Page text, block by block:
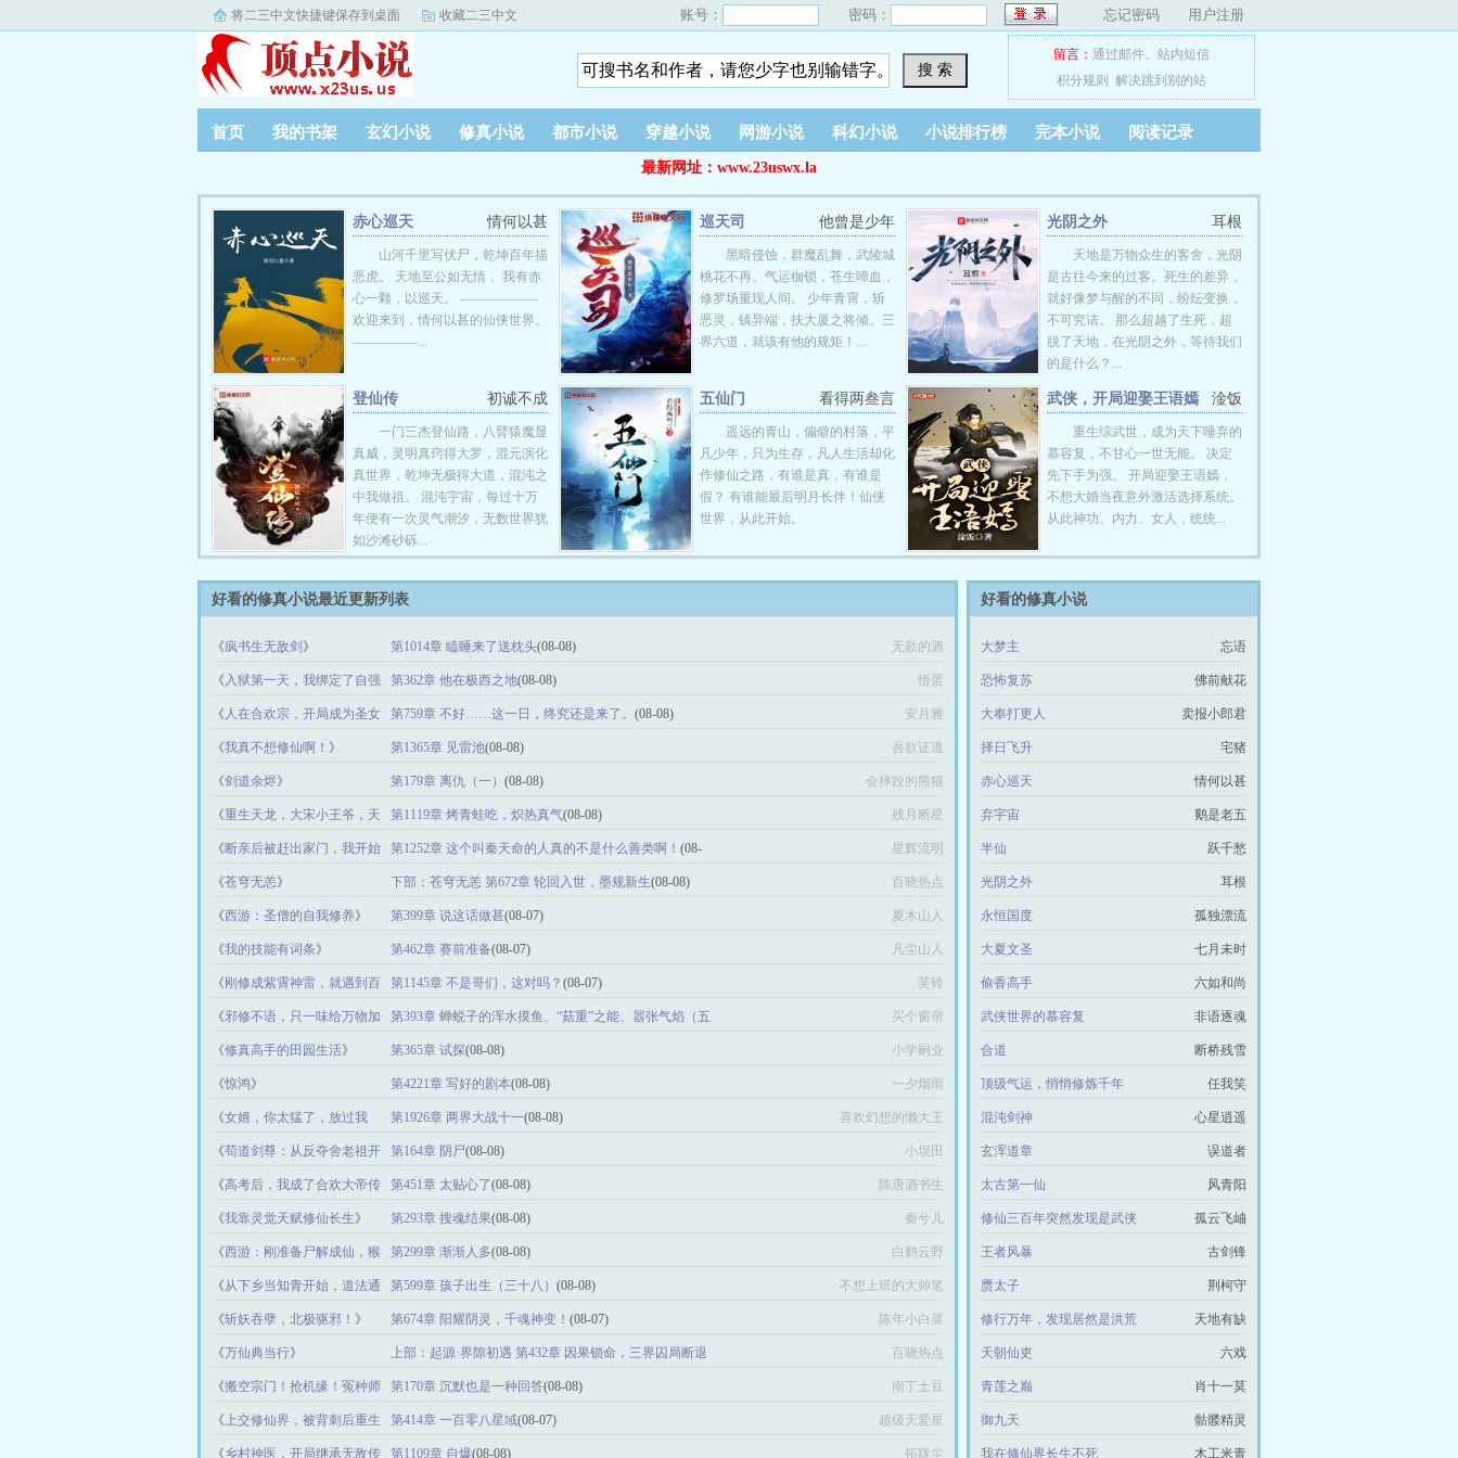
将二三中文快捷键保存到桌面 收藏二三中文 账号： 密码： 忘记密码 用户注册
搜 索
留言： 通过邮件、 站内短信
积分规则
解决跳到别的站
首页 我的书架 玄幻小说 修真小说 都市小说 穿越小说 网游小说 科幻小说 小说排行榜 完本小说
阅读记录
最新网址：www.23uswx.la
情何以甚
赤心巡天
山河千里写伏尸，乾坤百年描
恶虎。 天地至公如无情， 我有赤
心一颗，以巡天。 ——————
欢迎来到，情何以甚的仙侠世界。
—————...
他曾是少年
巡天司
黑暗侵蚀，群魔乱舞，武陵城
桃花不再。气运枷锁，苍生啼血，
修罗场重现人间。 少年青霄，斩
恶灵，镇异端，扶大厦之将倾。三
界六道，就该有他的规矩！...
耳根
光阴之外
天地是万物众生的客舍，光阴
是古往今来的过客。死生的差异，
就好像梦与醒的不同，纷纭变换，
不可究诘。 那么超越了生死，超
脱了天地，在光阴之外，等待我们
的是什么？...
初诚不成
登仙传
一门三杰登仙路，八臂猿魔显
真威，灵明真窍得大罗，混元演化
真世界，乾坤无极得大道，混沌之
中我做祖。 混沌宇宙，每过十万
年便有一次灵气潮汐，无数世界犹
如沙滩砂砾...
看得两叁言
五仙门
遥远的青山，偏僻的村落，平
凡少年，只为生存，凡人生活却化
作修仙之路，有谁是真，有谁是
假？ 有谁能最后明月长伴！仙侠
世界，从此开始。
淦饭
武侠，开局迎娶王语嫣
重生综武世，成为天下唾弃的
慕容复，不甘心一世无能。 决定
先下手为强。 开局迎娶王语嫣，
不想大婚当夜意外激活选择系统。
从此神功、内力、女人，统统...
好看的修真小说最近更新列表
《疯书生无敌剑 》 第1014章 瞌睡来了送枕头(08-08) 无欲的酒
《 入狱第一天，我绑定了自强
系统！ 》
第362章 他在极西之地(08-08) 悟蛋
《 人在合欢宗，开局成为圣女
道侣！》
第759章 不好……这一日，终究还是来了。 (08-08) 安月雅
《我真不想修仙啊！ 》 第1365章 见雷池(08-08) 吾欲证道
《剑道余烬》 第179章 离仇（一） (08-08) 会摔跤的熊猫
《重生天龙，大宋小王爷，天
下无敌 》
第1119章 烤青蛙吃，炽热真气(08-08) 残月断星
《断亲后被赶出家门，我开始
修仙》
第1252章 这个叫秦天命的人真的不是什么善类啊！ (08-
08)
星辉流明
《苍穹无恙》 下部：苍穹无恙 第672章 轮回入世，墨规新生(08-08) 百晓热点
《西游：圣僧的自我修养》 第399章 说这话做甚(08-07) 夏木山人
《我的技能有词条》 第462章 赛前准备(08-07) 凡尘山人
《 刚修成紫霄神雷，就遇到百
鬼夜行》
第1145章 不是哥们，这对吗？ (08-07) 芙铃
《邪修不语，只一味给万物加
点！》
第393章 蝉蜕子的浑水摸鱼、“菇重”之能、嚣张气焰（五
千字）(08-08)
买个窗帘
《修真高手的田园生活》 第365章 试探(08-08) 小学嗣业
《惊鸿》 第4221章 写好的剧本(08-08) 一夕烟雨
《女婿，你太猛了，放过我
吧》
第1926章 两界大战十一(08-08) 喜欢幻想的懒大王
《苟道剑尊：从反夺舍老祖开
始长生 》
第164章 阴尸(08-08) 小坝田
《高考后，我成了合欢大帝传
人》
第451章 太贴心了(08-08) 陈唐酒书生
《我靠灵觉天赋修仙长生》 第293章 搜魂结果(08-08) 秦兮儿
《西游：刚准备尸解成仙，猴
子来找 》
第299章 渐渐人多(08-08) 白鹤云野
《从下乡当知青开始，道法通
神》
第599章 孩子出生（三十八） (08-08) 不想上班的大帅笔
《斩妖吞孽，北极驱邪！ 》 第674章 阳耀阴灵，千魂神变！ (08-07) 陈年小白菜
《万仙典当行》
上部：起源·界隙初遇 第432章 因果锁命，三界囚局断退
路(08-08)
百晓热点
《搬空宗门！抢机缘！冤种师
妹逆袭》
第170章 沉默也是一种回答(08-08) 南丁土豆
《上交修仙界，被背刺后重生
了 》
第414章 一百零八星域(08-07) 超级天爱星
《 乡村神医，开局继承无敌传 第1109章 自爆(08-08) 拓跋尘
好看的修真小说
大梦主 忘语
恐怖复苏 佛前献花
大奉打更人 卖报小郎君
择日飞升 宅猪
赤心巡天 情何以甚
弃宇宙 鹅是老五
半仙 跃千愁
光阴之外 耳根
永恒国度 孤独漂流
大夏文圣 七月未时
偷香高手 六如和尚
武侠世界的慕容复 非语逐魂
合道 断桥残雪
顶级气运，悄悄修炼千年 任我笑
混沌剑神 心星逍遥
玄浑道章 误道者
太古第一仙 风青阳
修仙三百年突然发现是武侠 孤云飞岫
王者风暴 古剑锋
赝太子 荆柯守
修行万年，发现居然是洪荒 天地有缺
天朝仙吏 六戏
青莲之巅 肖十一莫
御九天 骷髅精灵
我在修仙界长生不死 木工米青